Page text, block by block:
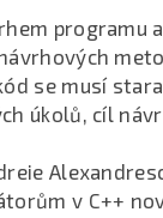
programu
se musí
úkolů, cíl
v C++